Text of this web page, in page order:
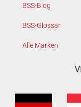
BSS-Blog
BSS-Glossar
Alle Marken